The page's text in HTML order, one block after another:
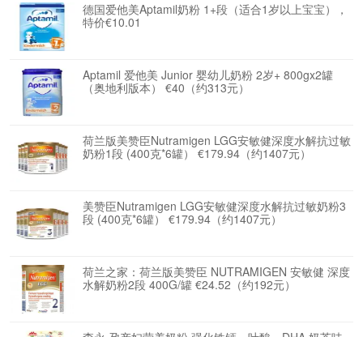
德国爱他美Aptamil奶粉 1+段（适合1岁以上宝宝），
特价€10.01
Aptamil 爱他美 Junior 婴幼儿奶粉 2岁+ 800gx2罐
（奥地利版本） €40（约313元）
荷兰版美赞臣Nutramigen LGG安敏健深度水解抗过敏
奶粉1段 (400克*6罐） €179.94（约1407元）
美赞臣Nutramigen LGG安敏健深度水解抗过敏奶粉3
段 (400克*6罐） €179.94（约1407元）
荷兰之家：荷兰版美赞臣 NUTRAMIGEN 安敏健 深度
水解奶粉2段 400G/罐 €24.52（约192元）